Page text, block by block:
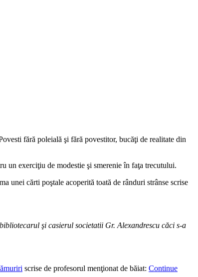
fără poleială şi fără povestitor, bucăţi de realitate din
un exerciţiu de modestie şi smerenie în faţa trecutului.
unei cărti poştale acoperită toată de rânduri strânse scrise
şi casierul societatii Gr. Alexandrescu căci s-a
scrise de profesorul menţionat de băiat: Continue